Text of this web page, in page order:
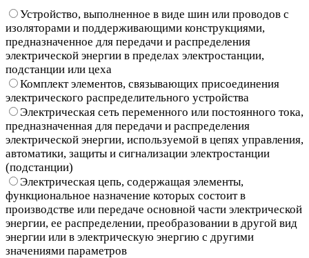
Устройство, выполненное в виде шин или проводов с
изоляторами и поддерживающими конструкциями,
предназначенное для передачи и распределения
электрической энергии в пределах электростанции,
подстанции или цеха
Комплект элементов, связывающих присоединения
электрического распределительного устройства
Электрическая сеть переменного или постоянного тока,
предназначенная для передачи и распределения
электрической энергии, используемой в цепях управления,
автоматики, защиты и сигнализации электростанции
(подстанции)
Электрическая цепь, содержащая элементы,
функциональное назначение которых состоит в
производстве или передаче основной части электрической
энергии, ее распределении, преобразовании в другой вид
энергии или в электрическую энергию с другими
значениями параметров